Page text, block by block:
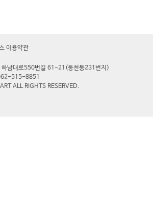
이용약관
하남대로550번길 61-21(동천동231번지)
515-8851
ALL RIGHTS RESERVED.